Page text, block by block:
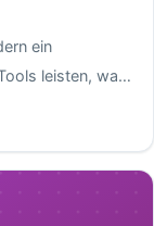
ein
leisten, was